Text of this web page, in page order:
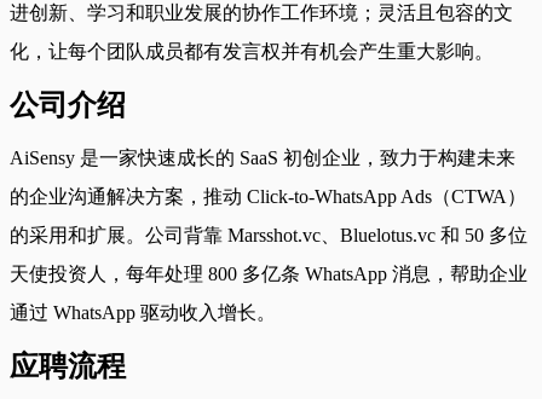
进创新、学习和职业发展的协作工作环境；灵活且包容的文
化，让每个团队成员都有发言权并有机会产生重大影响。
公司介绍
AiSensy 是一家快速成长的 SaaS 初创企业，致力于构建未来
的企业沟通解决方案，推动 Click-to-WhatsApp Ads（CTWA）
的采用和扩展。公司背靠 Marsshot.vc、Bluelotus.vc 和 50 多位
天使投资人，每年处理 800 多亿条 WhatsApp 消息，帮助企业
通过 WhatsApp 驱动收入增长。
应聘流程